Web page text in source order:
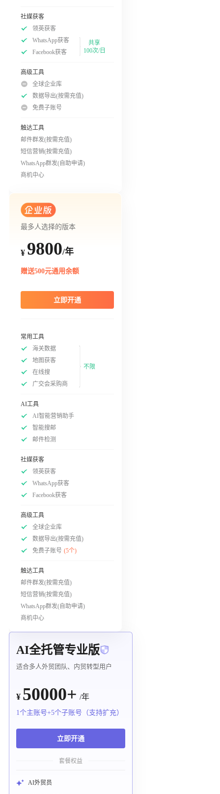
社媒获客
领英获客
WhatsApp获客
Facebook获客
共享
100次/日
高级工具
全球企业库
数据导出(按需充值)
免费子账号
触达工具
邮件群发(按需充值)
短信营销(按需充值)
WhatsApp群发(自助申请)
商机中心
最多人选择的版本
¥ 9800/年
赠送500元通用余额
立即开通
常用工具
海关数据
地图获客
在线搜
广交会采购商
不限
AI工具
AI智能营销助手
智能搜邮
邮件检测
社媒获客
领英获客
WhatsApp获客
Facebook获客
高级工具
全球企业库
数据导出(按需充值)
免费子账号 (5个)
触达工具
邮件群发(按需充值)
短信营销(按需充值)
WhatsApp群发(自助申请)
商机中心
AI全托管专业版
适合多人外贸团队、内贸转型用户
¥ 50000+ /年
1个主账号+5个子账号（支持扩充）
立即开通
套餐权益
AI外贸员